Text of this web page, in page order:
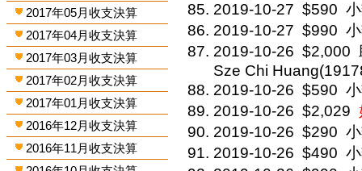
2017年05月收支決算
2017年04月收支決算
2017年03月收支決算
2017年02月收支決算
2017年01月收支決算
2016年12月收支決算
2016年11月收支決算
2019-10-27 $590
2019-10-27 $990
2019-10-26 $2,000
Sze Chi
2019-10-26 $590
2019-10-26 $2,029
2019-10-26 $290
2019-10-26 $490